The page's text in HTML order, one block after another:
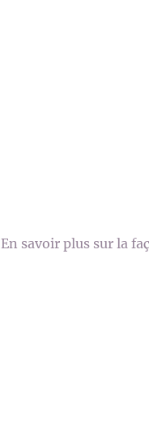
En savoir plus sur la